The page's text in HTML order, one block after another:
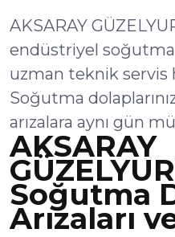
AKSARAY
endüstriyel
uzman teknik servis
Soğutma
arızalara aynı gün
AKSARAY
Soğutma
Arızaları